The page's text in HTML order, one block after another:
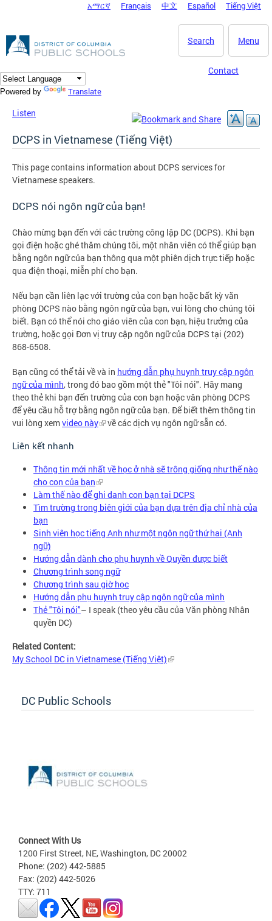
DC Agency Top Menu
አማርኛ Français 中文 Español Tiếng Việt
Menu
Search
Contact
Powered by Translate
Listen
DCPS in Vietnamese (Tiếng Việt)
This page contains information about DCPS services for
Vietnamese speakers.
DCPS nói ngôn ngữ của bạn!
Chào mừng bạn đến với các trường công lập DC (DCPS). Khi bạn
gọi điện hoặc ghé thăm chúng tôi, một nhân viên có thể giúp bạn
bằng ngôn ngữ của bạn thông qua một phiên dịch trực tiếp hoặc
qua điện thoại, miễn phí cho bạn.
Nếu bạn cần liên lạc với trường của con bạn hoặc bất kỳ văn
phòng DCPS nào bằng ngôn ngữ của bạn, vui lòng cho chúng tôi
biết. Bạn có thể nói cho giáo viên của con bạn, hiệu trưởng của
trường, hoặc gọi Đơn vị truy cập ngôn ngữ của DCPS tại (202)
868-6508.
Bạn cũng có thể tải về và in hướng dẫn phụ huynh truy cập ngôn
ngữ của mình, trong đó bao gồm một thẻ "Tôi nói". Hãy mang
theo thẻ khi bạn đến trường của con bạn hoặc văn phòng DCPS
để yêu cầu hỗ trợ bằng ngôn ngữ của bạn. Để biết thêm thông tin
vui lòng xemvideo này về các dịch vụ ngôn ngữ sẵn có.
Liên kết nhanh
Thông tin mới nhất về học ở nhà sẽ trông giống như thế nào
cho con của bạn
Làm thế nào để ghi danh con bạn tại DCPS
Tìm trường trong biên giới của bạn dựa trên địa chỉ nhà của
bạn
Sinh viên học tiếng Anh như một ngôn ngữ thứ hai (Anh
ngữ)
Hướng dẫn dành cho phụ huynh về Quyền được biết
Chương trình song ngữ
Chương trình sau giờ học
Hướng dẫn phụ huynh truy cập ngôn ngữ của mình
Thẻ "Tôi nói"– I speak (theo yêu cầu của Văn phòng Nhân
quyền DC)
Related Content:
My School DC in Vietnamese (Tiếng Việt)
DC Public Schools
Connect With Us
1200 First Street, NE, Washington, DC 20002
Phone: (202) 442-5885
Fax: (202) 442-5026
TTY: 711